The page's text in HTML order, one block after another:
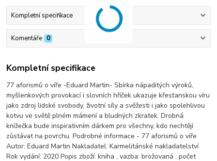
Kompletní specifikace
Komentáře 0
Kompletní specifikace
77 aforismů o víře -Eduard Martin- Sbírka nápaditých výroků,
myšlenkových provokací i slovních hříček ukazuje křesťanskou víru
jako zdroj lidské svobody, životní síly a svěžesti i jako spolehlivou
kotvu ve světě plném mámení a bludných zkratek. Drobná
knížečka bude inspirativním dárkem pro všechny, kdo nechtějí
zůstávat na povrchu. Podrobné informace - 77 aforismů o víře
Autor: Eduard Martin Nakladatel: Karmelitánské nakladatelství
Rok vydání: 2020 Popis zboží: kniha , vazba: brožovaná , počet